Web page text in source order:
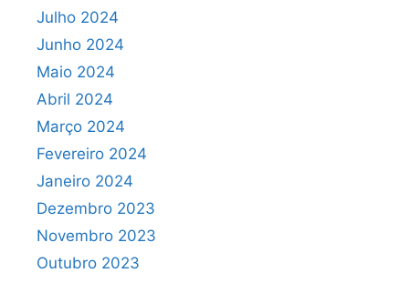
Julho 2024
Junho 2024
Maio 2024
Abril 2024
Março 2024
Fevereiro 2024
Janeiro 2024
Dezembro 2023
Novembro 2023
Outubro 2023